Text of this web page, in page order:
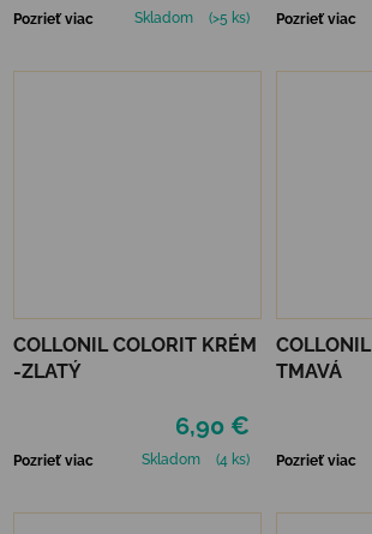
Pozrieť viac Skladom (>5 ks) Pozrieť viac
COLLONIL COLORIT KRÉM
-ZLATÝ
6,90 €
Pozrieť viac Skladom (4 ks)
TMAVÁ
Pozrieť viac